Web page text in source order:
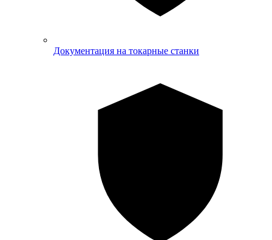
Документация на токарные станки